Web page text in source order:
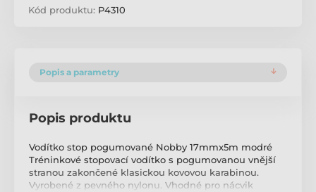
Kód produktu: P4310
Popis a parametry
Popis produktu
Vodítko stop pogumované Nobby 17mmx5m modré
Tréninkové stopovací vodítko s pogumovanou vnější
stranou zakončené klasickou kovovou karabinou.
Vyrobené z pevného nylonu. Vhodné pro nácvik